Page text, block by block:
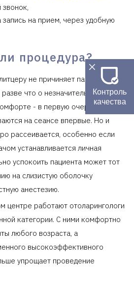
звонок,
запись на прием, через удобную
процедура?
не причиняет пациенту
что о незначительном
- в первую очередь у
на сеансе впервые. Но и
рассеивается, особенно если
устанавливается личная
успокоить пациента может тот
на слизистую оболочку
анестезию.
центре работают отоларингологи
категории. С ними комфортно
любого возраста, а
высокоэффективного
упрощает проведение
Контроль
качества